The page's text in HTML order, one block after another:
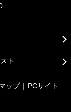
ト
ップ PCサイト